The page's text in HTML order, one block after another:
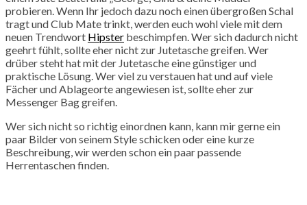
probieren. Wenn Ihr jedoch dazu noch einen übergroßen Schal
tragt und Club Mate trinkt, werden euch wohl viele mit dem
neuen Trendwort Hipster beschimpfen. Wer sich dadurch nicht
geehrt fühlt, sollte eher nicht zur Jutetasche greifen. Wer
drüber steht hat mit der Jutetasche eine günstiger und
praktische Lösung. Wer viel zu verstauen hat und auf viele
Fächer und Ablageorte angewiesen ist, sollte eher zur
Messenger Bag greifen.
Wer sich nicht so richtig einordnen kann, kann mir gerne ein
paar Bilder von seinem Style schicken oder eine kurze
Beschreibung, wir werden schon ein paar passende
Herrentaschen finden.